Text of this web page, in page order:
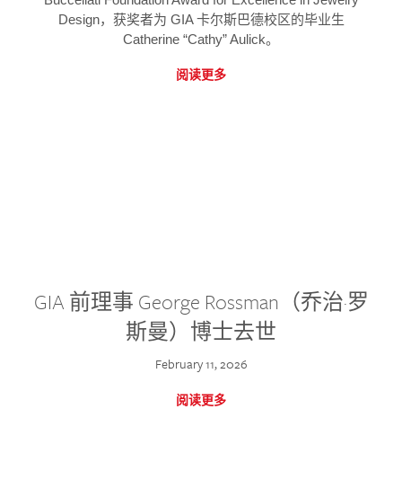
Design，获奖者为 GIA 卡尔斯巴德校区的毕业生
Catherine “Cathy” Aulick。
阅读更多
GIA 前理事 George Rossman（乔治·罗
斯曼）博士去世
February 11, 2026
阅读更多